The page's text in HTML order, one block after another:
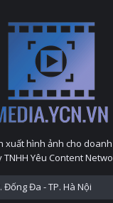
xuất hình ảnh cho
Yêu Content
Đống Đa - TP. Hà Nội